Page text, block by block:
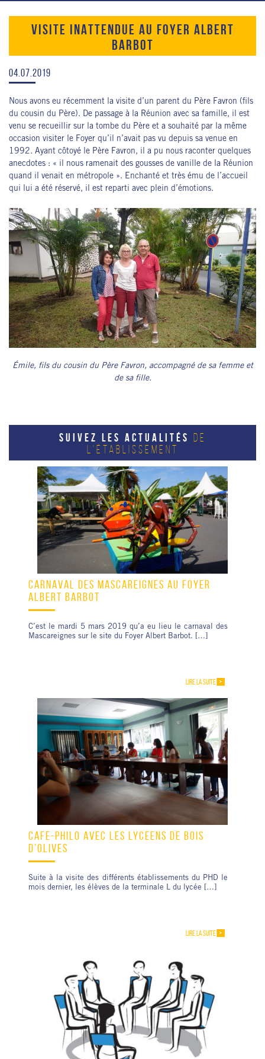
VISITE INATTENDUE AU FOYER ALBERT
BARBOT
04.07.2019
Nous avons eu récemment la visite d’un parent du Père Favron (fils
du cousin du Père). De passage à la Réunion avec sa famille, il est
venu se recueillir sur la tombe du Père et a souhaité par la même
occasion visiter le Foyer qu’il n’avait pas vu depuis sa venue en
1992. Ayant côtoyé le Père Favron, il a pu nous raconter quelques
anecdotes : « il nous ramenait des gousses de vanille de la Réunion
quand il venait en métropole ». Enchanté et très ému de l’accueil
qui lui a été réservé, il est reparti avec plein d’émotions.
Émile, fils du cousin du Père Favron, accompagné de sa femme et
de sa fille.
SUIVEZ LES ACTUALITÉS DE
L'ÉTABLISSEMENT
CARNAVAL DES MASCAREIGNES AU FOYER
ALBERT BARBOT
C’est le mardi 5 mars 2019 qu’a eu lieu le carnaval des
Mascareignes sur le site du Foyer Albert Barbot. […]
LIRE LA SUITE
CAFÉ-PHILO AVEC LES LYCÉENS DE BOIS
D’OLIVES
Suite à la visite des différents établissements du PHD le
mois dernier, les élèves de la terminale L du lycée […]
LIRE LA SUITE